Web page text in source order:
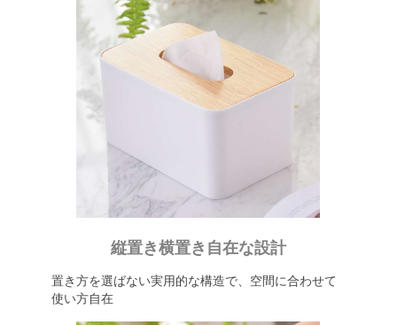
縦置き横置き自在な設計
置き方を選ばない実用的な構造で、空間に合わせて
使い方自在